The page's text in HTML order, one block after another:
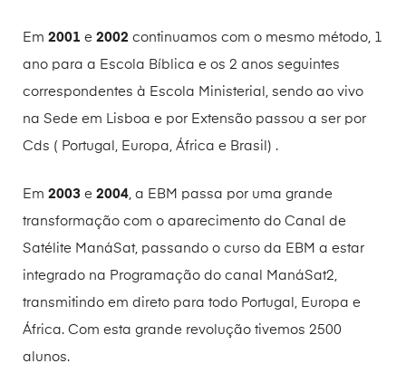
Em 2001 e 2002 continuamos com o mesmo método, 1
ano para a Escola Bíblica e os 2 anos seguintes
correspondentes à Escola Ministerial, sendo ao vivo
na Sede em Lisboa e por Extensão passou a ser por
Cds ( Portugal, Europa, África e Brasil) .
Em 2003 e 2004 , a EBM passa por uma grande
transformação com o aparecimento do Canal de
Satélite ManáSat, passando o curso da EBM a estar
integrado na Programação do canal ManáSat2,
transmitindo em direto para todo Portugal, Europa e
África. Com esta grande revolução tivemos 2500
alunos.